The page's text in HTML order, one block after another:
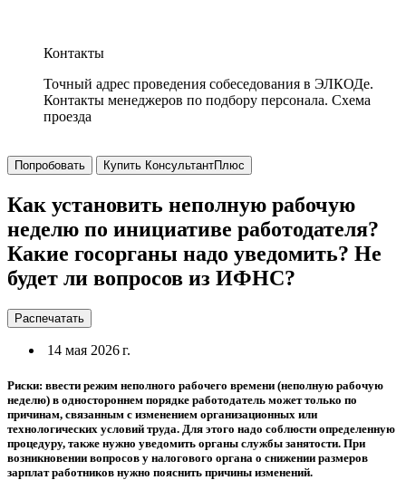
Контакты
Точный адрес проведения собеседования в ЭЛКОДе.
Контакты менеджеров по подбору персонала. Схема
проезда
Попробовать Купить КонсультантПлюс
Как установить неполную рабочую
неделю по инициативе работодателя?
Какие госорганы надо уведомить? Не
будет ли вопросов из ИФНС?
Распечатать
14 мая 2026 г.
Риски: ввести режим неполного рабочего времени (неполную рабочую
неделю) в одностороннем порядке работодатель может только по
причинам, связанным с изменением организационных или
технологических условий труда. Для этого надо соблюсти определенную
процедуру, также нужно уведомить органы службы занятости. При
возникновении вопросов у налогового органа о снижении размеров
зарплат работников нужно пояснить причины изменений.